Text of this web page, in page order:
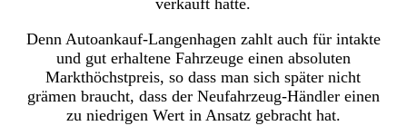
verkauft hätte.
Denn Autoankauf-Langenhagen zahlt auch für intakte
und gut erhaltene Fahrzeuge einen absoluten
Markthöchstpreis, so dass man sich später nicht
grämen braucht, dass der Neufahrzeug-Händler einen
zu niedrigen Wert in Ansatz gebracht hat.